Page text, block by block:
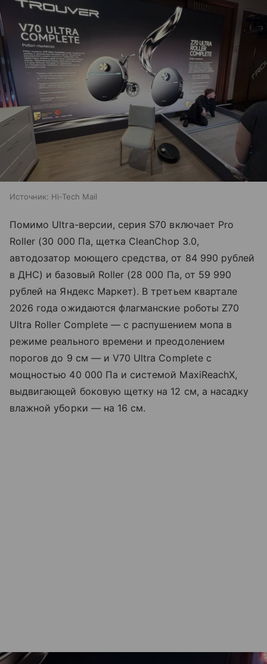
Источник: Hi-Tech Mail
Помимо Ultra-версии, серия S70 включает Pro
Roller (30 000 Па, щетка CleanChop 3.0,
автодозатор моющего средства, от 84 990 рублей
в ДНС) и базовый Roller (28 000 Па, от 59 990
рублей на Яндекс Маркет). В третьем квартале
2026 года ожидаются флагманские роботы Z70
Ultra Roller Complete — с распушением мопа в
режиме реального времени и преодолением
порогов до 9 см — и V70 Ultra Complete с
мощностью 40 000 Па и системой MaxiReachX,
выдвигающей боковую щетку на 12 см, а насадку
влажной уборки — на 16 см.